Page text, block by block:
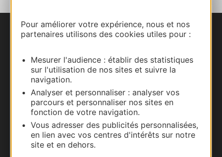
Pour améliorer votre expérience, nous et nos
partenaires utilisons des cookies utiles pour :
Mesurer l'audience : établir des statistiques
sur l'utilisation de nos sites et suivre la
navigation.
Analyser et personnaliser : analyser vos
parcours et personnaliser nos sites en
fonction de votre navigation.
Vous adresser des publicités personnalisées,
en lien avec vos centres d'intérêts sur notre
site et en dehors.
Nous contacter
Carte interactive
Documentation